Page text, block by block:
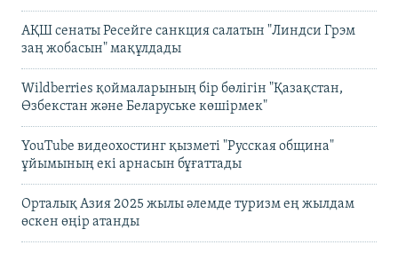
АҚШ сенаты Ресейге санкция салатын "Линдси Грэм
заң жобасын" мақұлдады
Wildberries қоймаларының бір бөлігін "Қазақстан,
Өзбекстан және Беларуське көшірмек"
YouTube видеохостинг қызметі "Русская община"
ұйымының екі арнасын бұғаттады
Орталық Азия 2025 жылы әлемде туризм ең жылдам
өскен өңір атанды